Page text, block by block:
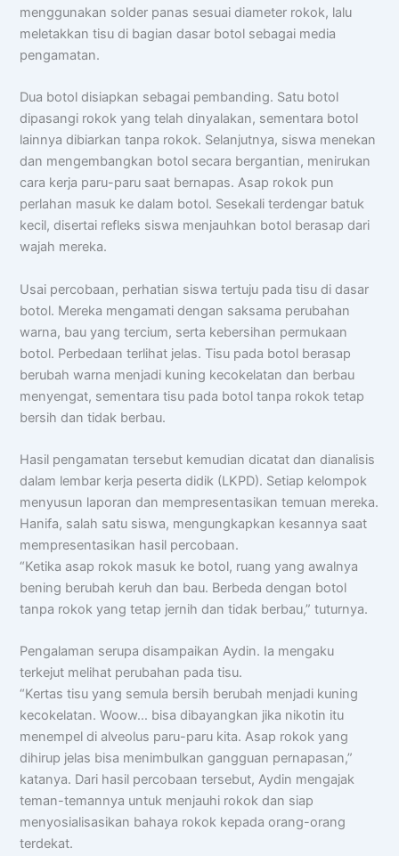
Chat AISA
Halo! Saya AISA rtificialI ntelligence
ssistant.
Ada yang bisa saya bantu?
📝 Info Pendaftaran (PPDB)
🏆 Program Unggulan
menggunakan solder panas sesuai diameter rokok, lalu
meletakkan tisu di bagian dasar botol sebagai media
pengamatan.
Dua botol disiapkan sebagai pembanding. Satu botol
dipasangi rokok yang telah dinyalakan, sementara botol
lainnya dibiarkan tanpa rokok. Selanjutnya, siswa menekan
dan mengembangkan botol secara bergantian, menirukan
cara kerja paru-paru saat bernapas. Asap rokok pun
perlahan masuk ke dalam botol. Sesekali terdengar batuk
kecil, disertai refleks siswa menjauhkan botol berasap dari
wajah mereka.
Usai percobaan, perhatian siswa tertuju pada tisu di dasar
botol. Mereka mengamati dengan saksama perubahan
warna, bau yang tercium, serta kebersihan permukaan
botol. Perbedaan terlihat jelas. Tisu pada botol berasap
berubah warna menjadi kuning kecokelatan dan berbau
menyengat, sementara tisu pada botol tanpa rokok tetap
bersih dan tidak berbau.
Hasil pengamatan tersebut kemudian dicatat dan dianalisis
dalam lembar kerja peserta didik (LKPD). Setiap kelompok
menyusun laporan dan mempresentasikan temuan mereka.
Hanifa, salah satu siswa, mengungkapkan kesannya saat
mempresentasikan hasil percobaan.
“Ketika asap rokok masuk ke botol, ruang yang awalnya
bening berubah keruh dan bau. Berbeda dengan botol
tanpa rokok yang tetap jernih dan tidak berbau,” tuturnya.
Pengalaman serupa disampaikan Aydin. Ia mengaku
terkejut melihat perubahan pada tisu.
“Kertas tisu yang semula bersih berubah menjadi kuning
kecokelatan. Woow… bisa dibayangkan jika nikotin itu
menempel di alveolus paru-paru kita. Asap rokok yang
dihirup jelas bisa menimbulkan gangguan pernapasan,”
katanya. Dari hasil percobaan tersebut, Aydin mengajak
teman-temannya untuk menjauhi rokok dan siap
menyosialisasikan bahaya rokok kepada orang-orang
terdekat.